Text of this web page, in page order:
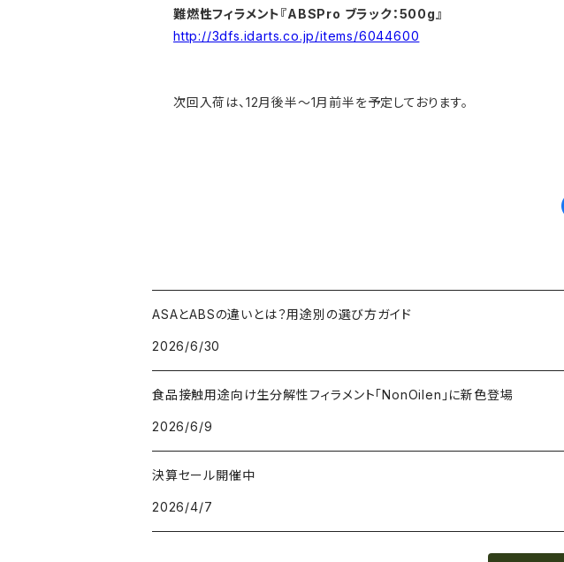
難燃性フィラメント『ABSPro ブラック：500g』
http://3dfs.idarts.co.jp/items/6044600
次回入荷は、12月後半～1月前半を予定しております。
ASAとABSの違いとは？用途別の選び方ガイド
2026/6/30
食品接触用途向け生分解性フィラメント「NonOilen」に新色登場
2026/6/9
決算セール開催中
2026/4/7